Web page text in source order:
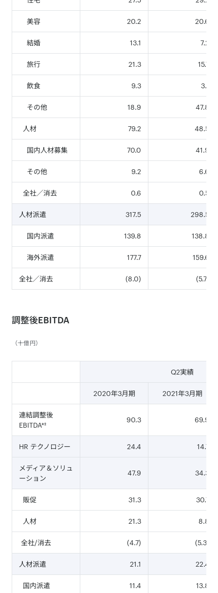
美容 20.2 20.6
結婚 13.1 7.2
旅行 21.3 15.7
飲食 9.3 3.1
その他 18.9 47.8
人材 79.2 48.5
国内人材募集 70.0 41.9
その他 9.2 6.6
全社／消去 0.6 0.5
人材派遣 317.5 298.5
国内派遣 139.8 138.8
海外派遣 177.7 159.6
全社／消去 (8.0) (5.7)
調整後EBITDA
（十億円）
Q2実績
2020年3月期 2021年3月期
連結調整後
EBITDA*²
90.3 69.9
HR テクノロジー 24.4 14.7
メディア＆ソリュ
ーション
47.9 34.3
販促 31.3 30.7
人材 21.3 8.8
全社/消去 (4.7) (5.3)
人材派遣 21.1 22.4
国内派遣 11.4 13.8